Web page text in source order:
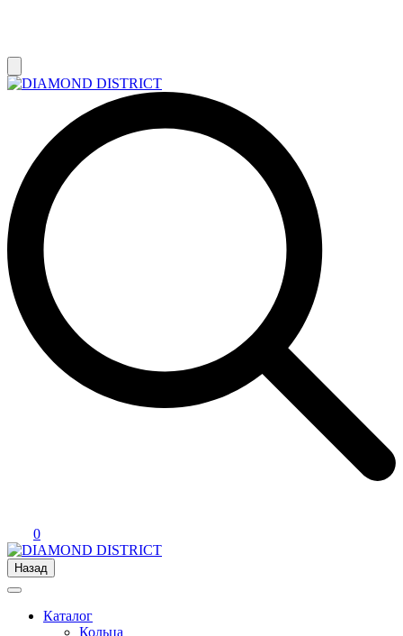
0
Назад
Каталог
Кольца